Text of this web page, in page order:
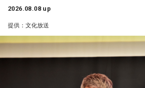
2026.08.08 up
提供：文化放送